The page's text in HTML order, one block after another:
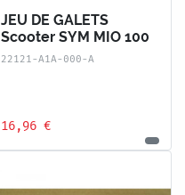
JEU DE GALETS
Scooter SYM MIO 100
22121-A1A-000-A
16,96 €